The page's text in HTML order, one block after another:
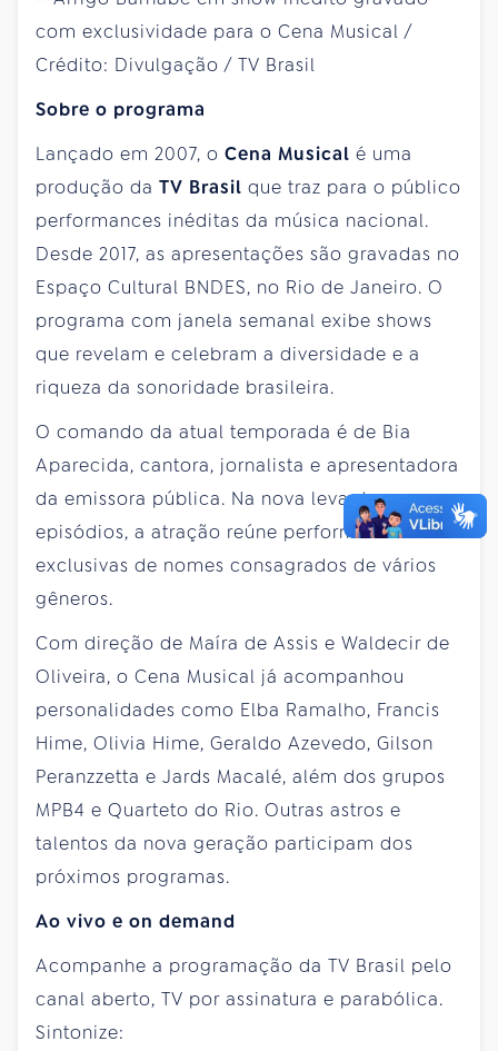
Sobre o programa
Lançado em 2007, o Cena Musical é uma
produção da TV Brasil que traz para o público
performances inéditas da música nacional.
Desde 2017, as apresentações são gravadas no
Espaço Cultural BNDES, no Rio de Janeiro. O
programa com janela semanal exibe shows
que revelam e celebram a diversidade e a
riqueza da sonoridade brasileira.
O comando da atual temporada é de Bia
Aparecida, cantora, jornalista e apresentadora
da emissora pública. Na nova leva de
episódios, a atração reúne performances
exclusivas de nomes consagrados de vários
gêneros.
Com direção de Maíra de Assis e Waldecir de
Oliveira, o Cena Musical já acompanhou
personalidades como Elba Ramalho, Francis
Hime, Olivia Hime, Geraldo Azevedo, Gilson
Peranzzetta e Jards Macalé, além dos grupos
MPB4 e Quarteto do Rio. Outras astros e
talentos da nova geração participam dos
próximos programas.
Ao vivo e on demand
Acompanhe a programação da TV Brasil pelo
canal aberto, TV por assinatura e parabólica.
Sintonize: